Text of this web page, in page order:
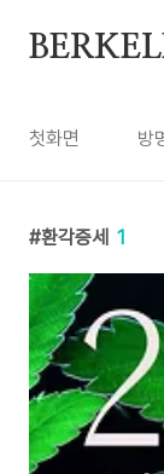
첫화면 방
환각증세 1